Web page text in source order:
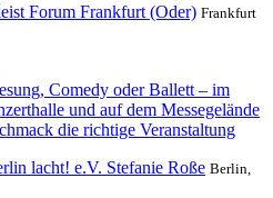
Forum Frankfurt (Oder) Frankfurt
Comedy oder Ballett – im
und auf dem Messegelände
die richtige Veranstaltung
lacht! e.V. Stefanie Roße Berlin,